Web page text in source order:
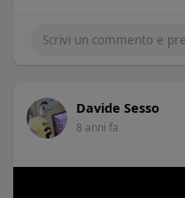
Davide Sesso
8 anni fa